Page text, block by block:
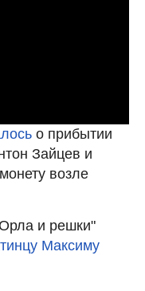
о прибытии
Зайцев и
возле
и решки"
Максиму